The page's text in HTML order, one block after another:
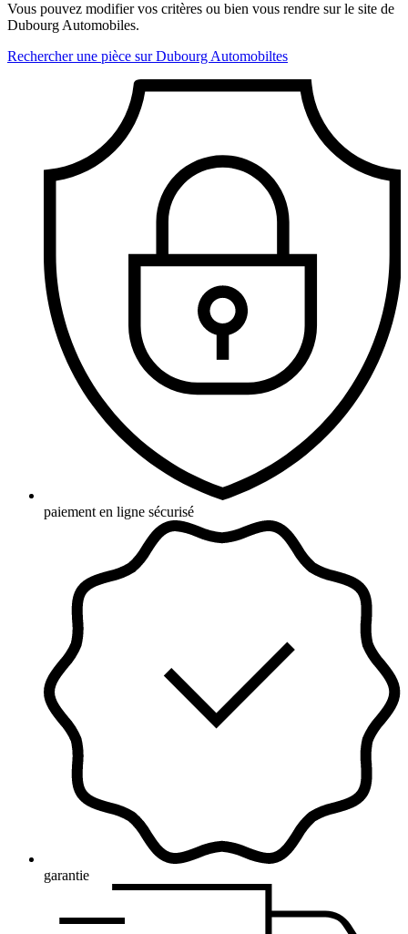
Vous pouvez modifier vos critères ou bien vous rendre sur le site de
Dubourg Automobiles.
Rechercher une pièce sur Dubourg Automobiltes
paiement en ligne sécurisé
garantie